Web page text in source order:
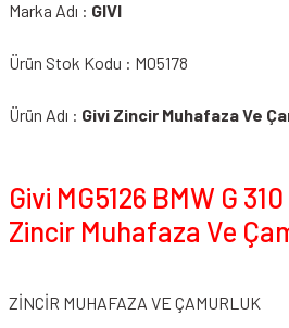
Marka Adı : GIVI
Ürün Stok Kodu : M05178
Ürün Adı : Givi Zincir Muhafaza Ve
Givi MG5126 BMW G
Zincir Muhafaza Ve
ZİNCİR MUHAFAZA VE ÇAMURLUK